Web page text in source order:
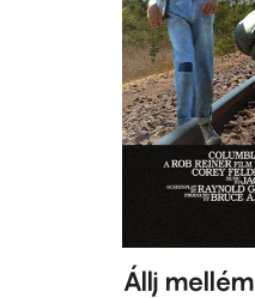
Állj mellém